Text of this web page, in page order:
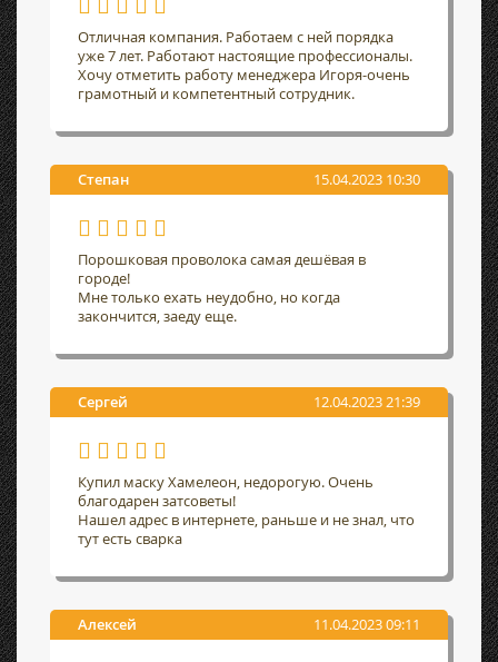
Отличная компания. Работаем с ней порядка
уже 7 лет. Работают настоящие профессионалы.
Хочу отметить работу менеджера Игоря-очень
грамотный и компетентный сотрудник.
Степан 15.04.2023 10:30
Порошковая проволока самая дешёвая в
городе!
Мне только ехать неудобно, но когда
закончится, заеду еще.
Сергей 12.04.2023 21:39
Купил маску Хамелеон, недорогую. Очень
благодарен затсоветы!
Нашел адрес в интернете, раньше и не знал, что
тут есть сварка
Алексей 11.04.2023 09:11